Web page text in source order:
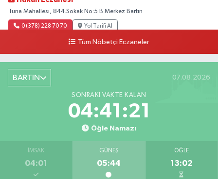
Tuna Mahallesi, 844.Sokak No:5 B Merkez Bartın
0 (378) 228 70 70 Yol Tarifi Al
Tüm Nöbetçi Eczaneler
BARTIN 07.08.2026
SONRAKI VAKTE KALAN
04:41:20
Öğle Namazı
İMSAK
04:01
GÜNEŞ
05:44
ÖĞLE
13:02